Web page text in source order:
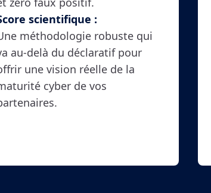
scientifique :
méthodologie robuste qui
au-delà du déclaratif pour
une vision réelle de la
cyber de vos